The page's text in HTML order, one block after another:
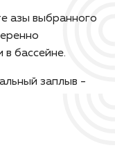
азы выбранного
бассейне.
заплыв -